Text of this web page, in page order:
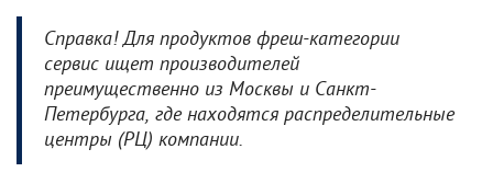
Справка! Для продуктов фреш-категории
сервис ищет производителей
преимущественно из Москвы и Санкт-
Петербурга, где находятся распределительные
центры (РЦ) компании.